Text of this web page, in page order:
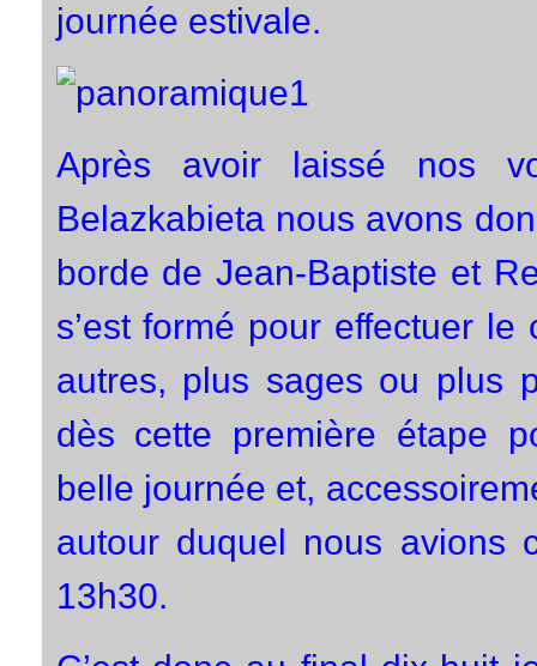
journée estivale.
Après avoir laissé nos
Belazkabieta nous avons
borde de Jean-Baptiste et
s’est formé pour effectuer
autres, plus sages ou plus
dès cette première étape
belle journée et,
autour duquel nous avions
13h30.